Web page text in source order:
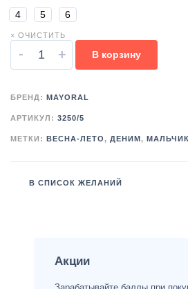
4 5 6
× ОЧИСТИТЬ
- + В корзину
БРЕНД: MAYORAL
АРТИКУЛ: 3250/5
МЕТКИ: ВЕСНА-ЛЕТО, ДЕНИМ ,
В СПИСОК ЖЕЛАНИЙ
Акции